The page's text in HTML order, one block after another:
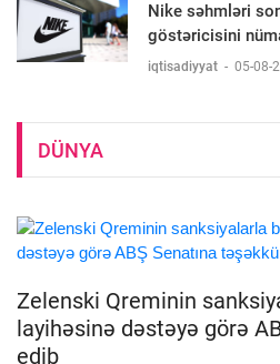
Nike səhmləri
göstəricisini
iqtisadiyyat - 05-08-
DÜNYA
Zelenski Qreminin
layihəsinə dəstəyə görə
edib